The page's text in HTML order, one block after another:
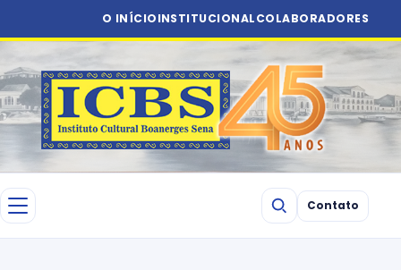
O INÍCIOINSTITUCIONALCOLABORADORES
Contato